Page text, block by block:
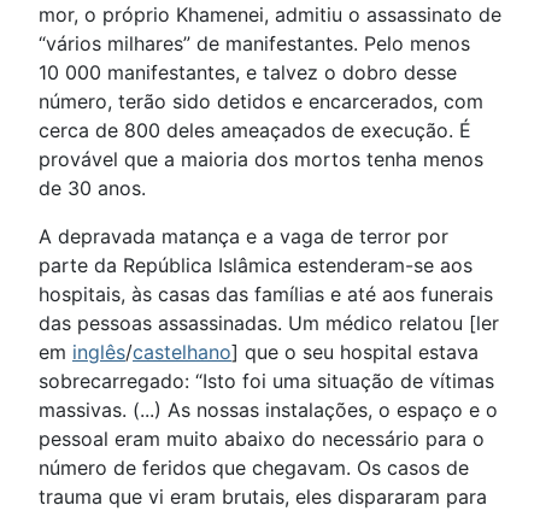
mor, o próprio Khamenei, admitiu o assassinato de
“vários milhares” de manifestantes. Pelo menos
10 000 manifestantes, e talvez o dobro desse
número, terão sido detidos e encarcerados, com
cerca de 800 deles ameaçados de execução. É
provável que a maioria dos mortos tenha menos
de 30 anos.
A depravada matança e a vaga de terror por
parte da República Islâmica estenderam-se aos
hospitais, às casas das famílias e até aos funerais
das pessoas assassinadas. Um médico relatou [ler
em inglês/castelhano] que o seu hospital estava
sobrecarregado: “Isto foi uma situação de vítimas
massivas. (...) As nossas instalações, o espaço e o
pessoal eram muito abaixo do necessário para o
número de feridos que chegavam. Os casos de
trauma que vi eram brutais, eles dispararam para